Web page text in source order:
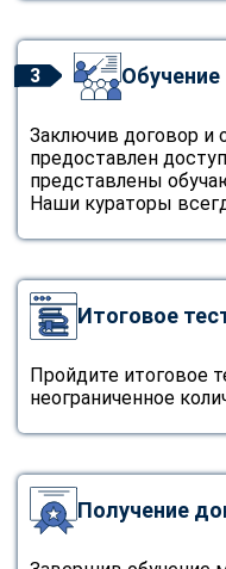
3 Обучение
Заключив договор и
предоставлен
представлены
Наши кураторы
Итоговое
Пройдите итоговое
неограниченное
Получение